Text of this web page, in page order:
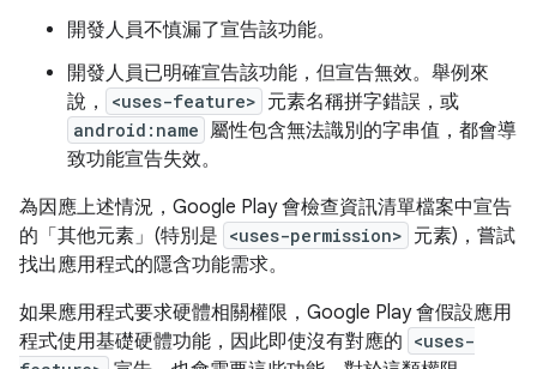
開發人員不慎漏了宣告該功能。
開發人員已明確宣告該功能，但宣告無效。舉例來
說，
<uses-feature> 元素名稱拼字錯誤，或
android:name 屬性包含無法識別的字串值，都會導
致功能宣告失效。
為因應上述情況，Google Play 會檢查資訊清單檔案中宣告
的「其他元素」 (特別是 <uses-permission> 元素)，嘗試
找出應用程式的隱含功能需求。
如果應用程式要求硬體相關權限，Google Play 會假設應用
程式使用基礎硬體功能，因此即使沒有對應的 <uses-